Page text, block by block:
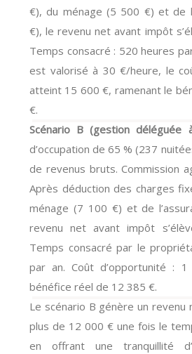
€), du ménage (5 500 €) et de
€), le revenu net avant impôt
Temps consacré : 520 heures
est valorisé à 30 €/heure, le
atteint 15 600 €, ramenant le
€.
Scénario B (gestion déléguée
d’occupation de 65 % (237
de revenus bruts. Commission
Après déduction des charges
ménage (7 100 €) et de
revenu net avant impôt
Temps consacré par le
par an. Coût d’opportunité :
bénéfice réel de 12 385 €.
Le scénario B génère un revenu
plus de 12 000 € une fois le
en offrant une tranquillité